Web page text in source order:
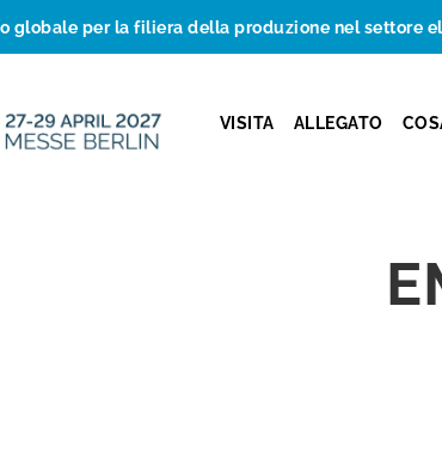
globale per la filiera della produzione nel settore
VISITA ALLEGATO